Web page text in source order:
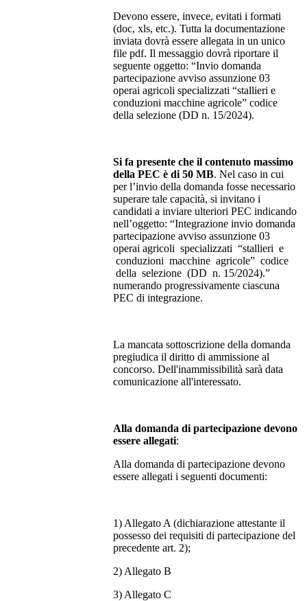
Devono essere, invece, evitati i formati
(doc, xls, etc.). Tutta la documentazione
inviata dovrà essere allegata in un unico
file pdf. Il messaggio dovrà riportare il
seguente oggetto: “Invio domanda
partecipazione avviso assunzione 03
operai agricoli specializzati “stallieri e
conduzioni macchine agricole” codice
della selezione (DD n. 15/2024).
Si fa presente che il contenuto massimo
della PEC è di 50 MB. Nel caso in cui
per l’invio della domanda fosse necessario
superare tale capacità, si invitano i
candidati a inviare ulteriori PEC indicando
nell’oggetto: “Integrazione invio domanda
partecipazione avviso assunzione 03
operai agricoli specializzati “stallieri e
conduzioni macchine agricole” codice
della selezione (DD n. 15/2024).”
numerando progressivamente ciascuna
PEC di integrazione.
La mancata sottoscrizione della domanda
pregiudica il diritto di ammissione al
concorso. Dell'inammissibilità sarà data
comunicazione all'interessato.
Alla domanda di partecipazione devono
essere allegati:
Alla domanda di partecipazione devono
essere allegati i seguenti documenti:
1) Allegato A (dichiarazione attestante il
possesso dei requisiti di partecipazione del
precedente art. 2);
2) Allegato B
3) Allegato C